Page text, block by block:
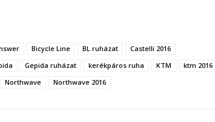
Bicycle Line BL ruházat
Castelli 2016
Gepida ruházat kerékpáros ruha KTM
ktm 2016
Northwave Northwave 2016